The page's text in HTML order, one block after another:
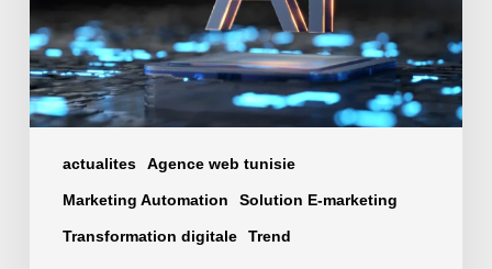
actualites Agence web tunisie
Marketing Automation Solution E-marketing
Transformation digitale Trend
N8N